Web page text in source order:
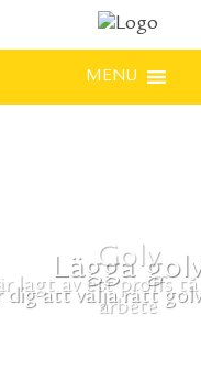
MENU
Lägga
dig att välja rätt